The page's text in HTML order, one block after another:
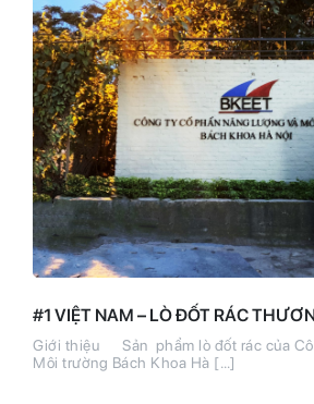
#1 VIỆT NAM – LÒ ĐỐT RÁC
Giới thiệu Sản phẩm lò đốt rác của
Môi trường Bách Khoa Hà […]